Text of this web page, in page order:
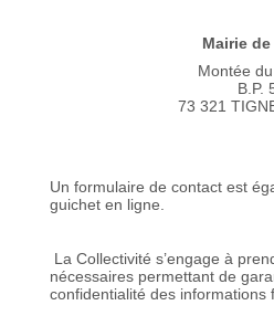
Mairie de
Montée
B.P.
73 321
Un formulaire de contact est
guichet en ligne.
La Collectivité s’engage à
nécessaires permettant de
confidentialité des informations